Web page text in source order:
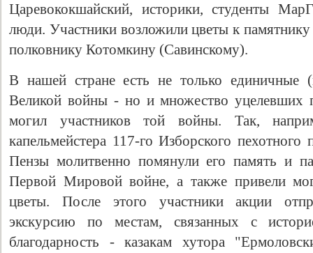
Царевококшайский, историки, студенты
люди. Участники возложили цветы к
полковнику Котомкину (Савинскому).
В нашей стране есть не только единичные
Великой войны - но и множество уцелевших
могил участников той войны. Так,
капельмейстера 117-го Изборского
Пензы молитвенно помянули его память и
Первой Мировой войне, а также привели
цветы. После этого участники акции
экскурсию по местам, связанных с
благодарность - казакам хутора
Свидетельство